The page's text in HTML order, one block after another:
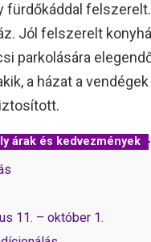
fürdőkáddal
Jól felszerelt
parkolására
a házat a
árak és kedvezmények
11. – október 1.